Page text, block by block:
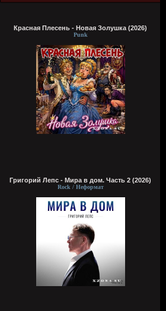
Красная Плесень - Новая Золушка (2026)
Punk
Григорий Лепс - Мира в дом. Часть 2 (2026)
Rock / Неформат